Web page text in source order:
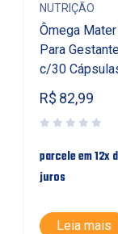
NUTRIÇÃO
Ômega
Para
c/30
R$ 82,99
parcele em 12x
juros
Leia mais